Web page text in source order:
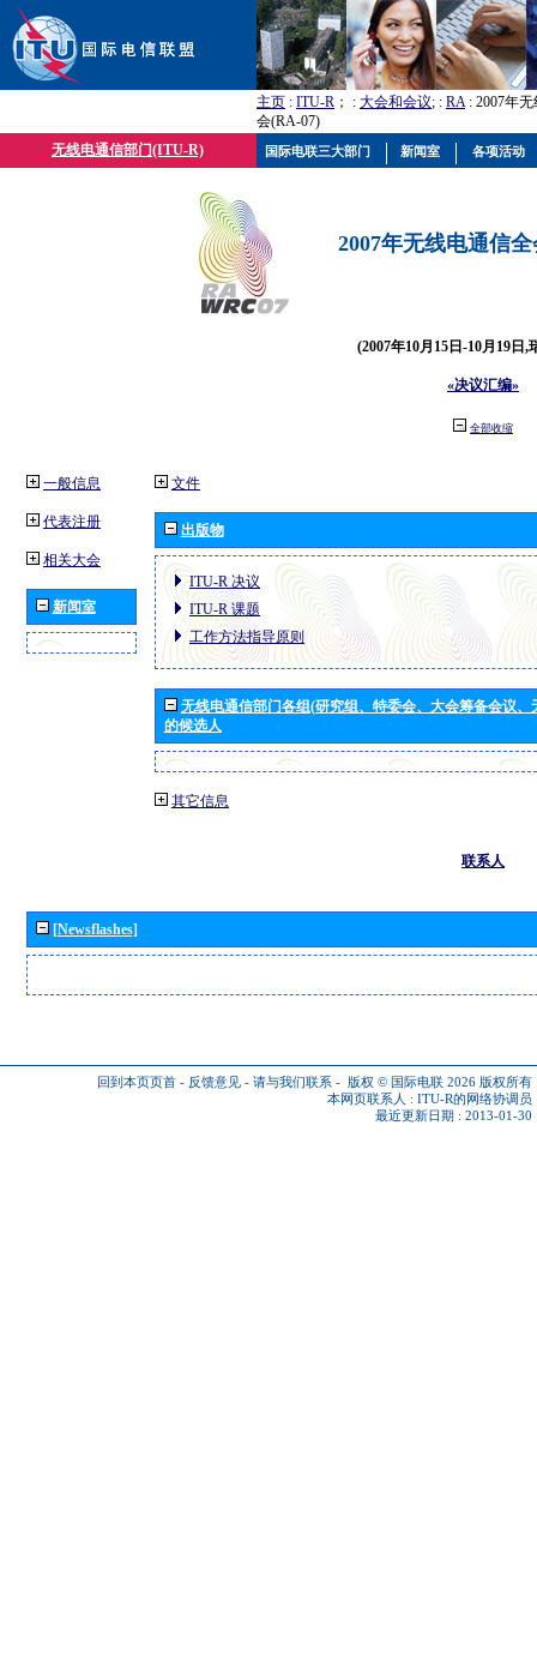
主页 : ITU-R ； : 大会和会议; : RA: 2007年
会(RA-07)
无线电通信部门(ITU-R)
2007年无线电通信
(2007年10月15日-10月19日,
«决议汇编»
全部收缩
一般信息
代表注册
相关大会
新闻室
文件
出版物
ITU-R 决议
ITU-R 课题
工作方法指导原则
无线电通信部门各组(研究组、特委会、大会筹备会议
的候选人
其它信息
联系人
[Newsflashes]
回到本页页首 - 反馈意见 - 请与我们联系 - 版权 © 国际电联 2026 版权所有
本网页联系人 : ITU-R的网络协调员
最近更新日期 : 2013-01-30
国际电联三大部门 新闻室 各项活动